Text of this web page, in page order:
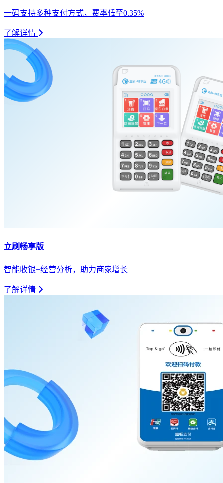
一码支持多种支付方式，费率低至0.35%
了解详情
立刷畅享版
智能收银+经营分析，助力商家增长
了解详情